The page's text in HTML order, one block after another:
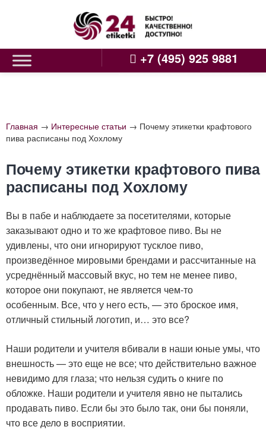
+7 (495) 925 9881
Главная → Интересные статьи → Почему этикетки крафтового
пива расписаны под Хохлому
Почему этикетки крафтового пива
расписаны под Хохлому
Вы в пабе и наблюдаете за посетителями, которые
заказывают одно и то же крафтовое пиво. Вы не
удивлены, что они игнорируют тусклое пиво,
произведённое мировыми брендами и рассчитанные на
усреднённый массовый вкус, но тем не менее пиво,
которое они покупают, не является чем-то
особенным. Все, что у него есть, — это броское имя,
отличный стильный логотип, и… это все?
Наши родители и учителя вбивали в наши юные умы, что
внешность — это еще не все; что действительно важное
невидимо для глаза; что нельзя судить о книге по
обложке. Наши родители и учителя явно не пытались
продавать пиво. Если бы это было так, они бы поняли,
что все дело в восприятии.